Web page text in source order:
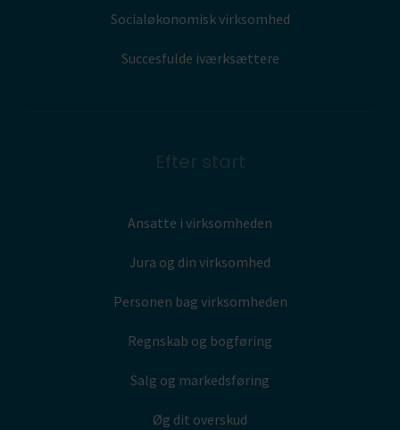
Socialøkonomisk virksomhed
Succesfulde iværksættere
Efter start
Ansatte i virksomheden
Jura og din virksomhed
Personen bag virksomheden
Regnskab og bogføring
Salg og markedsføring
Øg dit overskud